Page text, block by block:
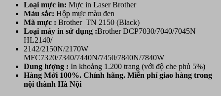
Loại mực in: Mực in Laser Brother
Màu sắc: Hộp mực màu đen
Mã mực : Brother TN 2150 (Black)
Loại máy in sử dụng :Brother DCP7030/7040/7045N
HL2140/
2142/2150N/2170W
MFC7320/7340/7440N/7450/7840N/7840W
Dung lượng : In khoảng 1.200 trang (với độ che phủ 5%)
Hàng Mới 100%. Chính hãng. Miễn phí giao hàng trong
nội thành Hà Nội